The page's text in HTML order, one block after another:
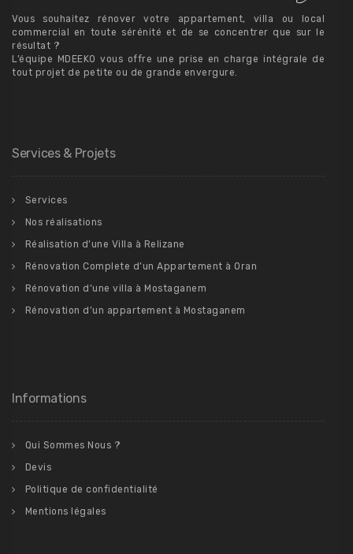
Vous souhaitez rénover votre appartement, villa ou local
commercial en toute sérénité et de se concentrer que sur le
résultat ?
L’équipe MDEEKO vous offre une prise en charge intégrale de
tout projet de petite ou de grande envergure.
Services & Projets
Services
Nos réalisations
Réalisation d’une Villa à Relizane
Rénovation Complete d’un Appartement à Oran
Rénovation d’une villa à Mostaganem
Rénovation d’un appartement à Mostaganem
Informations
Qui Sommes Nous ?
Devis
Politique de confidentialité
Mentions légales